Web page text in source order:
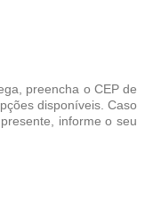
preencha o CEP de
disponíveis. Caso
informe o seu